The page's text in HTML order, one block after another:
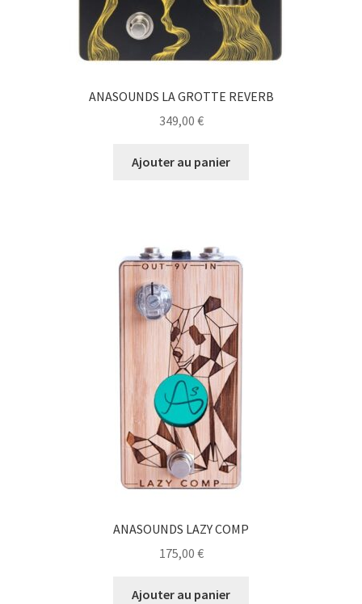
ANASOUNDS LA GROTTE REVERB
349,00 €
Ajouter au panier
ANASOUNDS LAZY COMP
175,00 €
Ajouter au panier